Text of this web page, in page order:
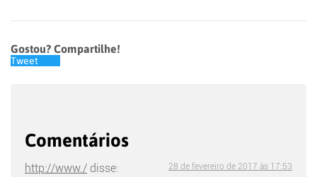
Gostou? Compartilhe!
Tweet
Comentários
http://www./ disse: 28 de fevereiro de 2017 às 17:53